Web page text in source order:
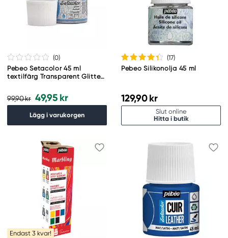
(0)
Pebeo Setacolor 45 ml
textilfärg Transparent Glitter
99,90 kr 49,95 kr
Lägg i varukorgen
(17)
Pebeo Silikonolja 45 ml
129,90 kr
Slut online
Hitta i butik
Endast 3 kvar!